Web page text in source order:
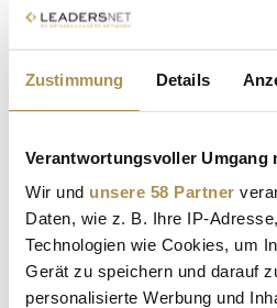
Zustimmung Details
Verantwortungsvoller Umgang
Wir und unsere 58 Partner
Daten, wie z. B. Ihre IP-
Technologien wie Cookies, um
Gerät zu speichern und darauf
personalisierte Werbung und